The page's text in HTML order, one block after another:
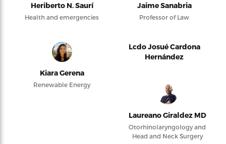
Heriberto N. Saurí
Health and emergencies
Jaime Sanabria
Professor of Law
Kiara Gerena
Renewable Energy
Lcdo Josué Cardona
Hernández
Laureano Giraldez MD
Otorhinolaryngology and
Head and Neck Surgery